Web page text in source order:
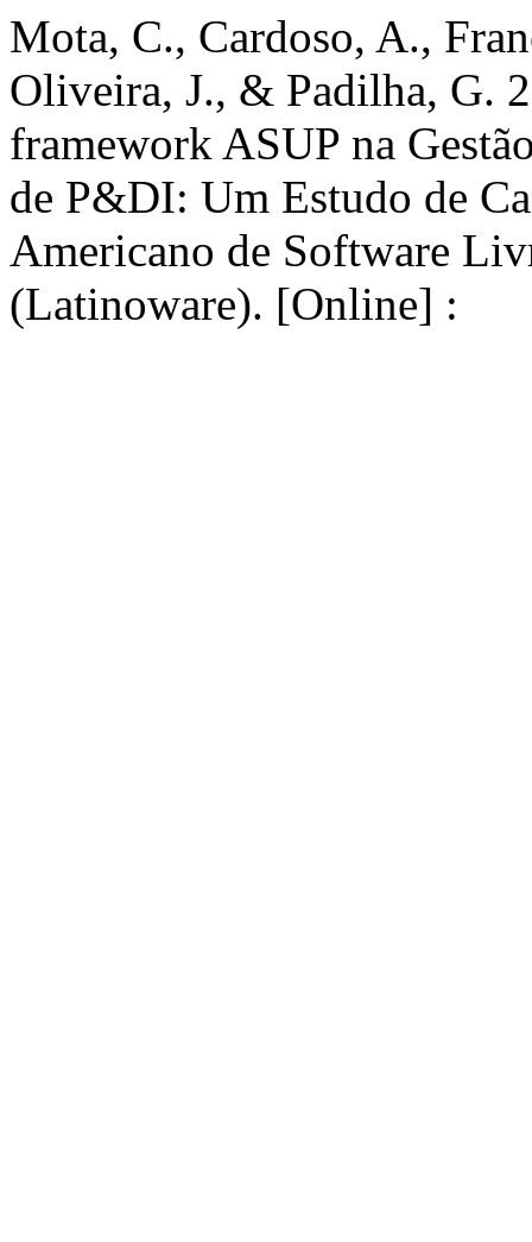
Mota, C., Cardoso, A.,
Oliveira, J., & Padilha, G.
framework ASUP na
de P&DI: Um Estudo de
Americano de Software
(Latinoware). [Online] :